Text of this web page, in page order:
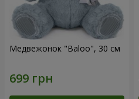
Медвежонок "Baloo", 30 см